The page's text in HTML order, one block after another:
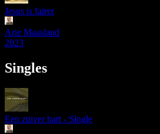
Jesus is fairer
Arie Maasland
2023
Singles
Een zuiver hart - Single